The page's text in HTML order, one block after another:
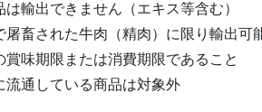
出できません（エキス等含む）
畜された牛肉（精肉）に限り輸出可
味期限または消費期限であること
通している商品は対象外